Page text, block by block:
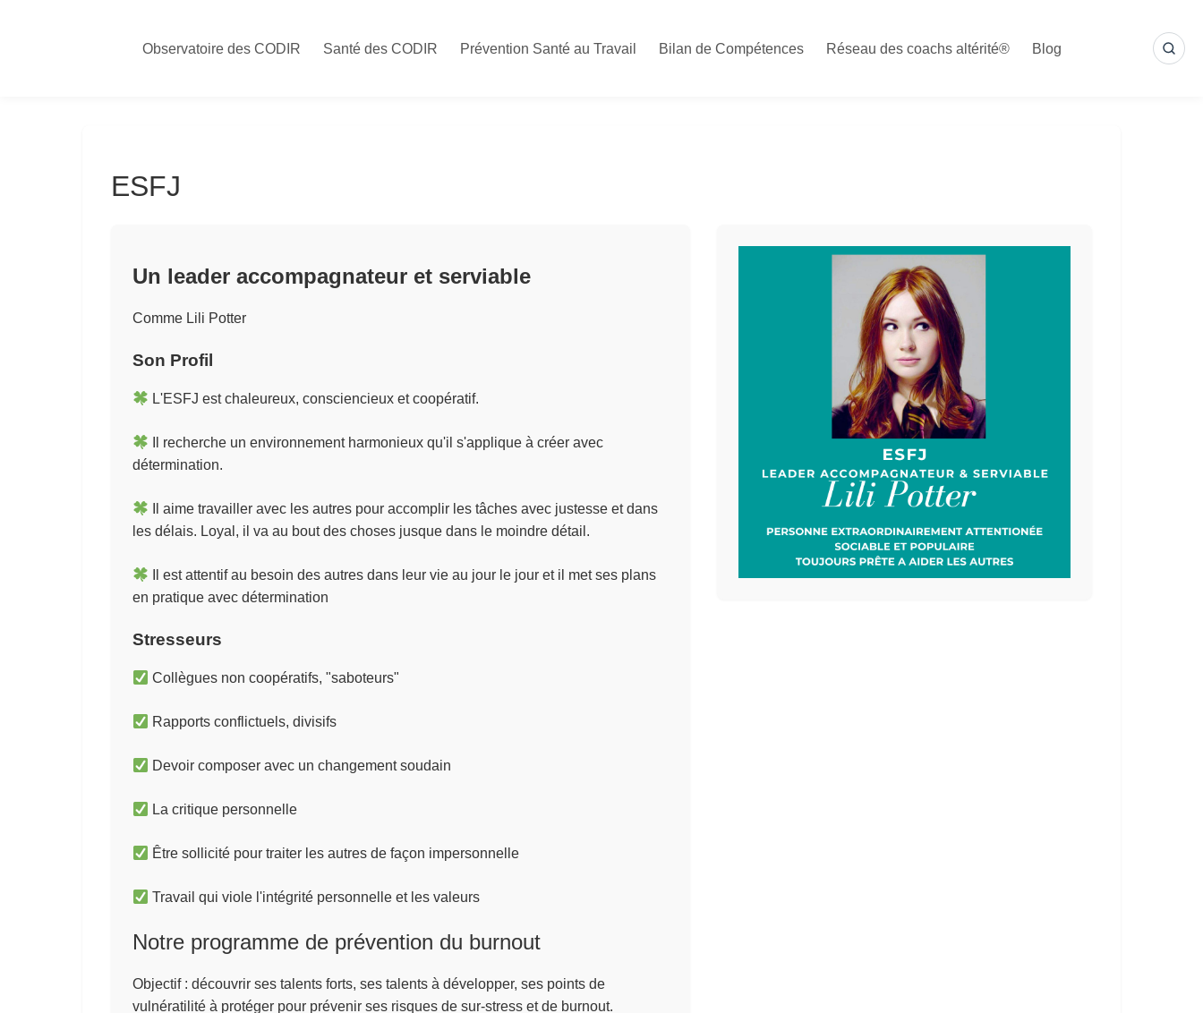
Observatoire des CODIR Santé des CODIR Prévention Santé au Travail Bilan de Compétences Réseau des coachs altérité® Blog
ESFJ
Un leader accompagnateur et serviable
Comme Lili Potter
Son Profil
L'ESFJ est chaleureux, consciencieux et coopératif.
Il recherche un environnement harmonieux qu'il s'applique à créer avec
détermination.
Il aime travailler avec les autres pour accomplir les tâches avec justesse et dans
les délais. Loyal, il va au bout des choses jusque dans le moindre détail.
Il est attentif au besoin des autres dans leur vie au jour le jour et il met ses plans
en pratique avec détermination
Stresseurs
Collègues non coopératifs, "saboteurs"
Rapports conflictuels, divisifs
Devoir composer avec un changement soudain
La critique personnelle
Être sollicité pour traiter les autres de façon impersonnelle
Travail qui viole l'intégrité personnelle et les valeurs
Notre programme de prévention du burnout
Objectif: découvrir ses talents forts, ses talents à développer, ses points de
vulnératilité à protéger pour prévenir ses risques de sur-stress et de burnout.